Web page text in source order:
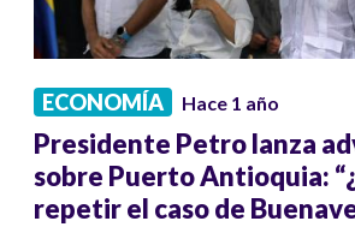
ECONOMÍA Hace 1 año
Presidente Petro lanza
sobre Puerto Antioquia:
repetir el caso de